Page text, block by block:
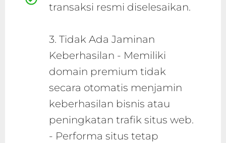
transaksi resmi diselesaikan.
3. Tidak Ada Jaminan
Keberhasilan - Memiliki
domain premium tidak
secara otomatis menjamin
keberhasilan bisnis atau
peningkatan trafik situs web.
- Performa situs tetap